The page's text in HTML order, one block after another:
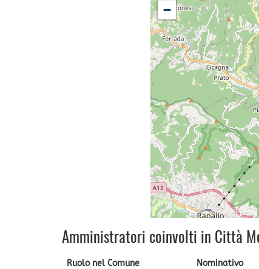
−
Amministratori coinvolti in Città
Ruolo nel Comune Nominativo